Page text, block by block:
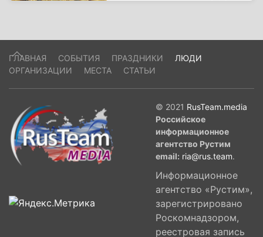
ГЛАВНАЯ СОБЫТИЯ ПРАЗДНИКИ
ЛЮДИ
ОРГАНИЗАЦИИ
МЕСТА СТАТЬИ
© 2021 RusTeam.media
Российское
информационное
агентство Рустим
email: ria@rus.team.
Информационное
агентство «Рустим»,
зарегистрировано
Роскомнадзором,
реестровая запись